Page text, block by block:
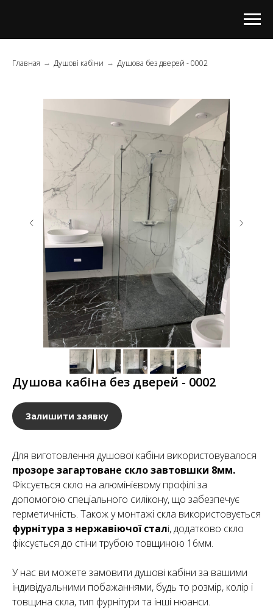
Главная → Душові кабіни → Душова без дверей - 0002
Душова кабіна без дверей - 0002
Залишити заявку
Для виготовлення душової кабіни використовувалося
прозоре загартоване скло завтовшки 8мм.
Фіксується скло на алюмінієвому профілі за
допомогою спеціального силікону, що забезпечує
герметичність. Також у монтажі скла використовується
фурнітура з нержавіючої сталі, додатково скло
фіксується до стіни трубою товщиною 16мм.
У нас ви можете замовити душові кабіни за вашими
індивідуальними побажаннями, будь то розмір, колір і
товщина скла, тип фурнітури та інші нюанси.